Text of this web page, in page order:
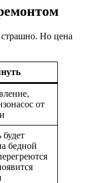
Но цена
от
будет
бедной